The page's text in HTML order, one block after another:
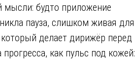
мысли: будто приложение
пауза, слишком живая для
делает дирижёр перед
как пульс под кожей: